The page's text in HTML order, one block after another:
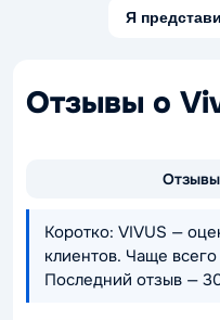
Я
Отзывы о
Коротко: VIVUS —
клиентов. Чаще
Последний отзыв —